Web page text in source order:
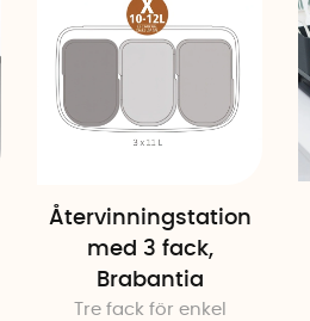
Återvinningstation
med 3 fack,
Brabantia
Tre fack för enkel